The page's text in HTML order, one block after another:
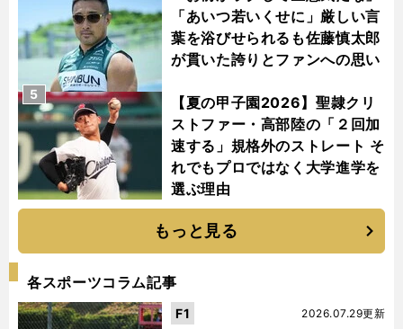
「あいつ若いくせに」厳しい言
葉を浴びせられるも佐藤慎太郎
が貫いた誇りとファンへの思い
【夏の甲子園2026】聖隷クリ
ストファー・高部陸の「２回加
速する」規格外のストレート そ
れでもプロではなく大学進学を
選ぶ理由
5
もっと見る
各スポーツコラム記事
2026.07.29更新
F1